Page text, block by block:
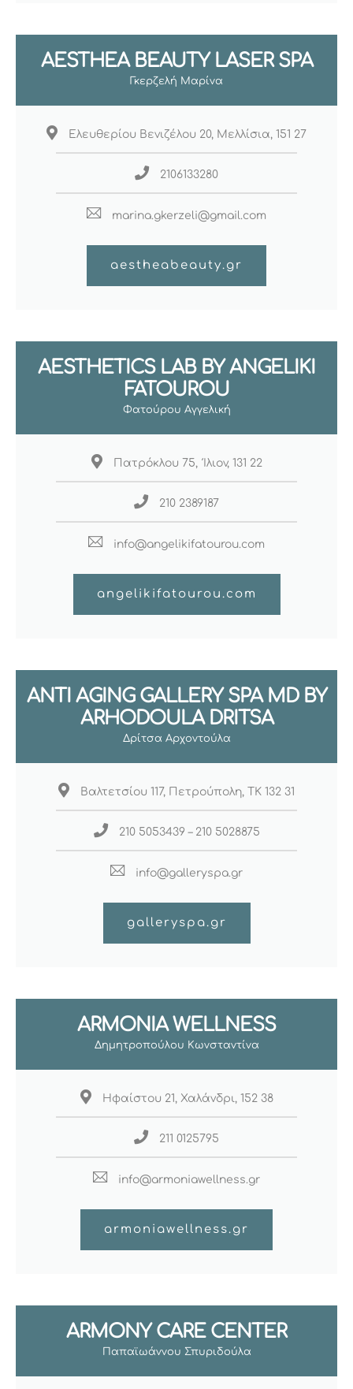
AESTHEA BEAUTY LASER SPA
Γκερζελή Μαρίνα
Ελευθερίου Βενιζέλου 20, Μελλίσια, 151 27
2106133280
marina.gkerzeli@gmail.com
aestheabeauty.gr
AESTHETICS LAB BY ANGELIKI
FATOUROU
Φατούρου Αγγελική
Πατρόκλου 75, Ίλιον, 131 22
210 2389187
info@angelikifatourou.com
angelikifatourou.com
ANTI AGING GALLERY SPA MD BY
ARHODOULA DRITSA
Δρίτσα Αρχοντούλα
Βαλτετσίου 117, Πετρούπολη, ΤΚ 132 31
210 5053439 – 210 5028875
info@galleryspa.gr
galleryspa.gr
ARMONIA WELLNESS
Δημητροπούλου Κωνσταντίνα
Ηφαίστου 21, Χαλάνδρι, 152 38
211 0125795
info@armoniawellness.gr
armoniawellness.gr
ARMONY CARE CENTER
Παπαϊωάννου Σπυριδούλα